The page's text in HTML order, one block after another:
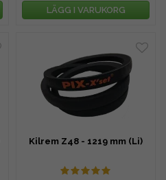
LÄGG I VARUKORG
Kilrem Z48 - 1219 mm (Li)